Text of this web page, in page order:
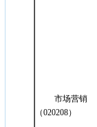
市场营销
（020208）